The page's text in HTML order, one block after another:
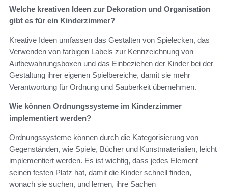
Welche kreativen Ideen zur Dekoration und Organisation
gibt es für ein Kinderzimmer?
Kreative Ideen umfassen das Gestalten von Spielecken, das
Verwenden von farbigen Labels zur Kennzeichnung von
Aufbewahrungsboxen und das Einbeziehen der Kinder bei der
Gestaltung ihrer eigenen Spielbereiche, damit sie mehr
Verantwortung für Ordnung und Sauberkeit übernehmen.
Wie können Ordnungssysteme im Kinderzimmer
implementiert werden?
Ordnungssysteme können durch die Kategorisierung von
Gegenständen, wie Spiele, Bücher und Kunstmaterialien, leicht
implementiert werden. Es ist wichtig, dass jedes Element
seinen festen Platz hat, damit die Kinder schnell finden,
wonach sie suchen, und lernen, ihre Sachen